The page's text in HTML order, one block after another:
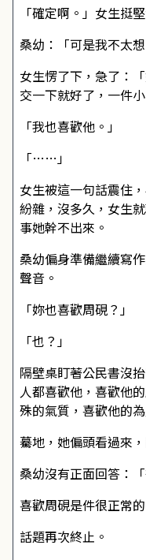
「確定啊。」女生挺
桑幼：「可是我不太想
女生愣了下，急了：
交一下就好了，一件小
「我也喜歡他。」
「……」
女生被這一句話震住
紛雜，沒多久，女生
事她幹不出來。
桑幼偏身準備繼續寫
聲音。
「妳也喜歡周硯？」
「也？」
隔壁桌盯著公民書沒
人都喜歡他，喜歡他
殊的氣質，喜歡他的為
驀地，她偏頭看過來
桑幼沒有正面回答：「
喜歡周硯是件很正常
話題再次終止。